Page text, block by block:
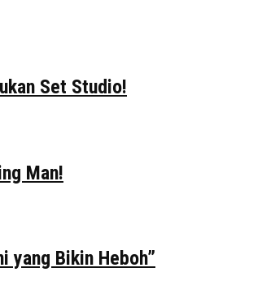
Set Studio!
Man!
yang Bikin Heboh”